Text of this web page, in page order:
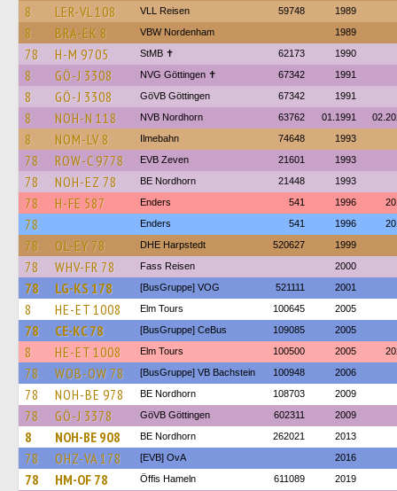
8 LER-VL 108 VLL Reisen 59748 1989
8 BRA-EK 8 VBW Nordenham 1989
78 H-M 9705 StMB ✝ 62173 1990
8 GÖ-J 3308 NVG Göttingen ✝ 67342 1991
8 GÖ-J 3308 GöVB Göttingen 67342 1991
8 NOH-N 118 NVB Nordhorn 63762 01.1991
8 NOM-LV 8 Ilmebahn 74648 1993
78 ROW-C 9778 EVB Zeven 21601 1993
78 NOH-EZ 78 BE Nordhorn 21448 1993
78 H-FE 587 Enders 541 1996
78 Enders 541 1996
78 OL-EY 78 DHE Harpstedt 520627 1999
78 WHV-FR 78 Fass Reisen 2000
78 LG-KS 178 [BusGruppe] VOG 521111 2001
8 HE-ET 1008 Elm Tours 100645 2005
78 CE-KC 78 [BusGruppe] CeBus 109085 2005
8 HE-ET 1008 Elm Tours 100500 2005
78 WOB-OW 78 [BusGruppe] VB Bachstein 100948 2006
78 NOH-BE 978 BE Nordhorn 108703 2009
78 GÖ-J 3378 GöVB Göttingen 602311 2009
8 NOH-BE 908 BE Nordhorn 262021 2013
78 OHZ-VA 178 [EVB] OvA 2016
78 HM-OF 78 Öffis Hameln 611089 2019